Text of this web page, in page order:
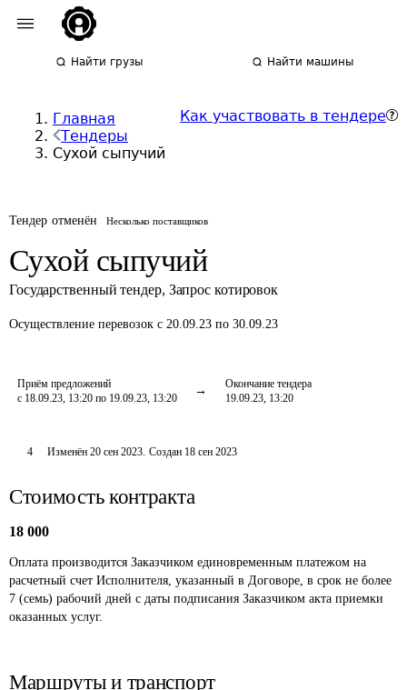
Найти грузы Найти машины
Главная
Тендеры
Сухой сыпучий
Как участвовать в тендере
Тендер отменён Несколько поставщиков
Сухой сыпучий
Государственный тендер, Запрос котировок
Осуществление перевозок с 20.09.23 по 30.09.23
Приём предложений
с 18.09.23, 13:20 по 19.09.23, 13:20
Окончание тендера
19.09.23, 13:20
4 Изменён 20 сен 2023. Создан 18 сен 2023
Стоимость контракта
18 000
Оплата производится Заказчиком единовременным платежом на
расчетный счет Исполнителя, указанный в Договоре, в срок не более
7 (семь) рабочий дней с даты подписания Заказчиком акта приемки
оказанных услуг.
Маршруты и транспорт